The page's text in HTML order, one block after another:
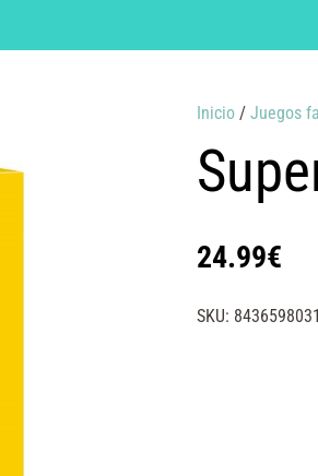
Inicio/ Juegos
24.99€
SKU: